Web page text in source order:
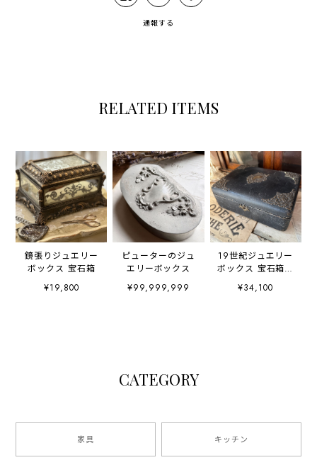
通報する
RELATED ITEMS
鏡張りジュエリー
ボックス 宝石箱
¥19,800
ピューターのジュ
エリーボックス
¥99,999,999
19世紀ジュエリー
ボックス 宝石箱
裁縫箱
¥34,100
CATEGORY
家具 キッチン